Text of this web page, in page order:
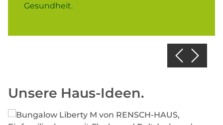
Gesundheit.
Unsere Haus-Ideen.